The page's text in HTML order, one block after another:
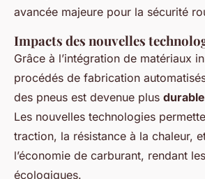
avancée majeure pour la sécurité
Impacts des nouvelles
Grâce à l’intégration de matériaux
procédés de fabrication
des pneus est devenue plus durable
Les nouvelles technologies
traction, la résistance à la chaleur,
l’économie de carburant, rendant
écologiques.